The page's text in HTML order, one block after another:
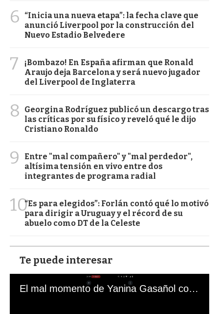
6
“Inicia una nueva etapa”: la fecha clave que
anunció Liverpool por la construcción del
Nuevo Estadio Belvedere
7
¡Bombazo! En España afirman que Ronald
Araujo deja Barcelona y será nuevo jugador
del Liverpool de Inglaterra
8
Georgina Rodríguez publicó un descargo tras
las críticas por su físico y reveló qué le dijo
Cristiano Ronaldo
9
Entre "mal compañero" y "mal perdedor",
altísima tensión en vivo entre dos
integrantes de programa radial
10“Es para elegidos”: Forlán contó qué lo motivó
para dirigir a Uruguay y el récord de su
abuelo como DT de la Celeste
Te puede interesar
El mal momento de Yanina Gasañol con un hincha argentino en "Subrayado"